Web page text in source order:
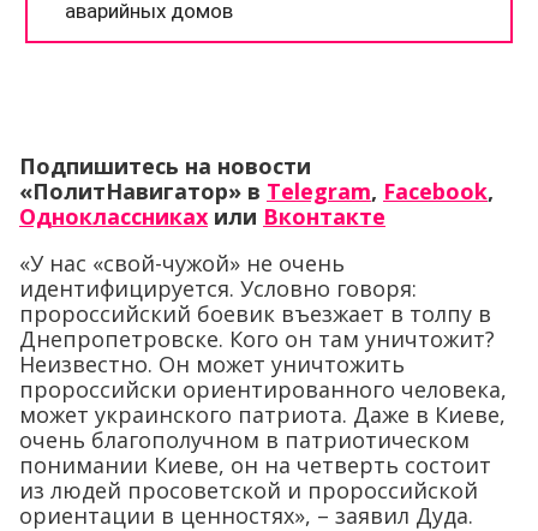
Подпишитесь на новости
«ПолитНавигатор» в Telegram, Facebook,
Одноклассниках или Вконтакте
«У нас «свой-чужой» не очень
идентифицируется. Условно говоря:
пророссийский боевик въезжает в толпу в
Днепропетровске. Кого он там уничтожит?
Неизвестно. Он может уничтожить
пророссийски ориентированного человека,
может украинского патриота. Даже в Киеве,
очень благополучном в патриотическом
понимании Киеве, он на четверть состоит
из людей просоветской и пророссийской
ориентации в ценностях», – заявил Дуда.